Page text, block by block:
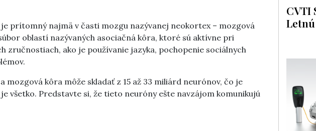
prítomný najmä v časti mozgu nazývanej neokortex – mozgová
oblastí nazývaných asociačná kôra, ktoré sú aktívne pri
zručnostiach, ako je používanie jazyka, pochopenie sociálnych
mozgová kôra môže skladať z 15 až 33 miliárd neurónov, čo je
všetko. Predstavte si, že tieto neuróny ešte navzájom komunikujú
CVTI